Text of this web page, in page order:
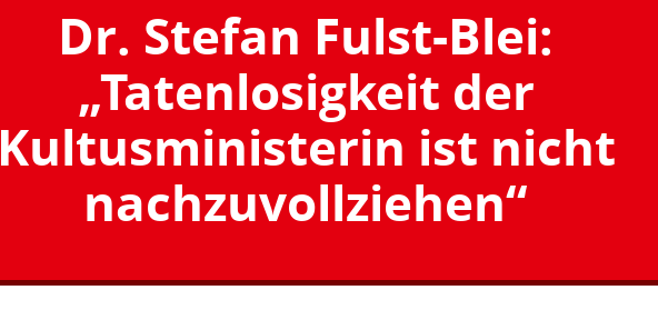
Dr. Stefan Fulst-Blei:
„Tatenlosigkeit der
Kultusministerin ist nicht
nachzuvollziehen“